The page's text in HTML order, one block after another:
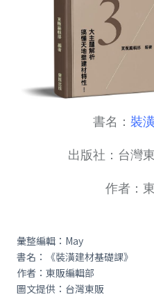
書名： 裝
出版社：台灣
作者：
彙整編輯：May
書名：《裝潢建材基礎課》
作者：東販編輯部
圖文提供：台灣東販